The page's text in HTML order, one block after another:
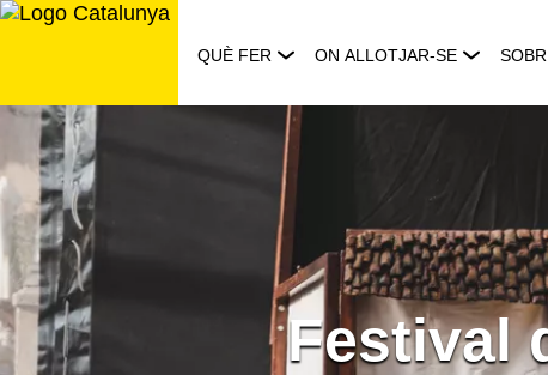
Saltar
QUÈ FER ON ALLOTJAR-SE
Festival